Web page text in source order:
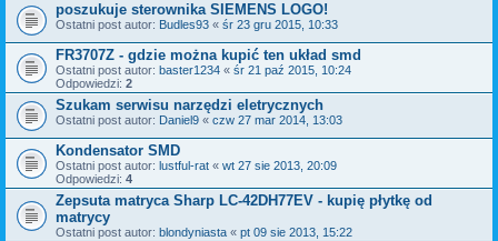
poszukuje sterownika SIEMENS LOGO!
Ostatni post autor: Budles93 « śr 23 gru 2015, 10:33
FR3707Z - gdzie można kupić ten układ smd
Ostatni post autor: baster1234 « śr 21 paź 2015, 10:24
Odpowiedzi: 2
Szukam serwisu narzędzi eletrycznych
Ostatni post autor: Daniel9 « czw 27 mar 2014, 13:03
Kondensator SMD
Ostatni post autor: lustful-rat « wt 27 sie 2013, 20:09
Odpowiedzi: 4
Zepsuta matryca Sharp LC-42DH77EV - kupię płytkę od
matrycy
Ostatni post autor: blondyniasta « pt 09 sie 2013, 15:22